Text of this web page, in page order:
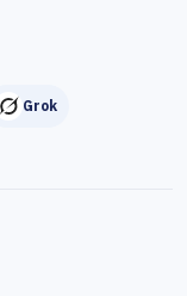
Grok